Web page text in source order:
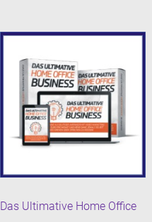
Das Ultimative Home Office